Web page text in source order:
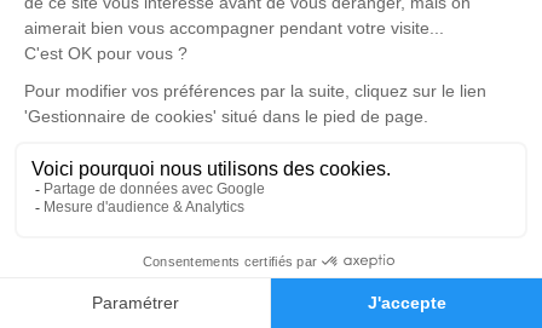
Faire-part Hommages
lundi 20 janvier 2025 à 14h30
Église Saint Pierre d'Anse
4, Rue du Père Ogier